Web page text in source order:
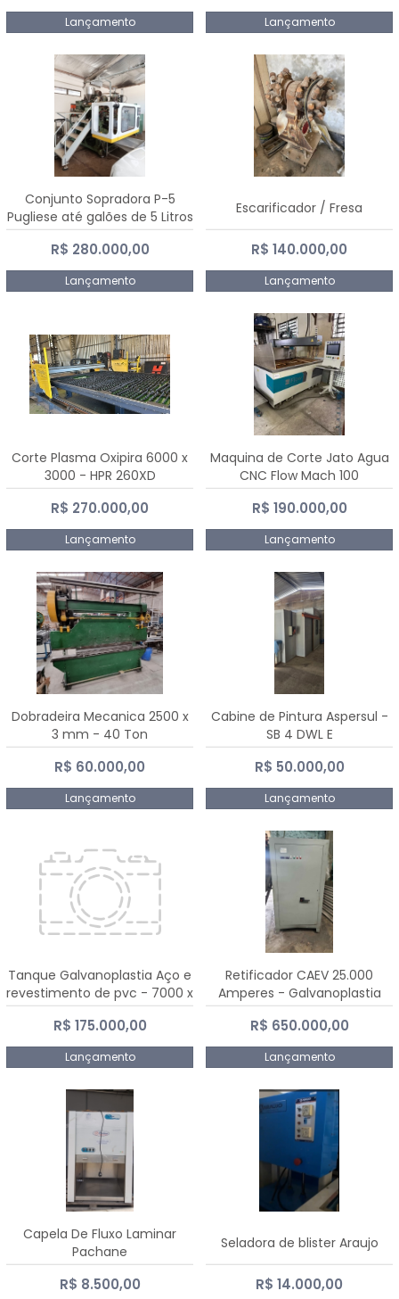
Lançamento Lançamento
Conjunto Sopradora P-5
Pugliese até galões de 5 Litros
R$ 280.000,00
Lançamento
Escarificador / Fresa
R$ 140.000,00
Lançamento
Corte Plasma Oxipira 6000 x
3000 - HPR 260XD
R$ 270.000,00
Lançamento
Maquina de Corte Jato Agua
CNC Flow Mach 100
R$ 190.000,00
Lançamento
Dobradeira Mecanica 2500 x
3 mm - 40 Ton
R$ 60.000,00
Lançamento
Cabine de Pintura Aspersul -
SB 4 DWL E
R$ 50.000,00
Lançamento
Tanque Galvanoplastia Aço e
revestimento de pvc - 7000 x
2200 mm
R$ 175.000,00
Lançamento
Retificador CAEV 25.000
Amperes - Galvanoplastia
R$ 650.000,00
Lançamento
Capela De Fluxo Laminar
Pachane
R$ 8.500,00
Seladora de blister Araujo
R$ 14.000,00